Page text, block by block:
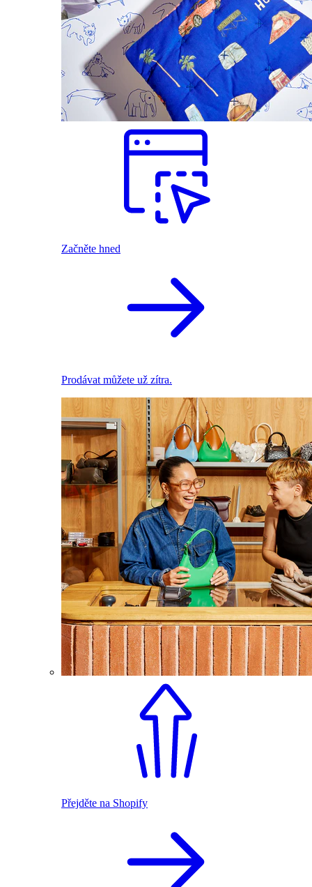
Začněte hned
Prodávat můžete už zítra.
Přejděte na Shopify